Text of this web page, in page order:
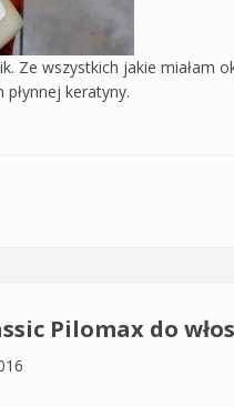
Ze wszystkich jakie
keratyny.
płynnej keratyny
Pilomax do